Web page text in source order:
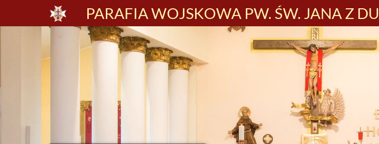
PARAFIA WOJSKOWA PW. ŚW. JANA Z